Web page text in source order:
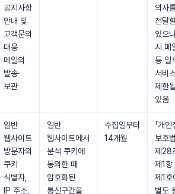
공지사항
안내 및
고객문의
대응
메일의
발송·
보관
의사
전달
있으
시 메
등 일
서비
제한
있음
일반
웹사이트
방문자의
쿠키
식별자,
IP 주소,
일반
웹사이트에서
분석 쿠키에
동의한 때
암호화된
통신구간을
수집일부터
14개월
「개
보호법
제28
제1항
제1호
별도